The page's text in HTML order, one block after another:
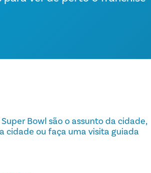
Bowl são o assunto da cidade,
cidade ou faça uma visita guiada